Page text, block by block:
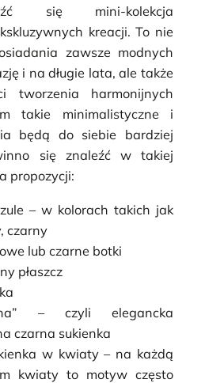
się mini-kolekcja
kreacji. To nie
zawsze modnych
i na długie lata, ale także
tworzenia harmonijnych
takie minimalistyczne i
będą do siebie bardziej
się znaleźć w takiej
propozycji:
– w kolorach takich jak
czarny
lub czarne botki
płaszcz
– czyli elegancka
czarna sukienka
w kwiaty – na każdą
kwiaty to motyw często